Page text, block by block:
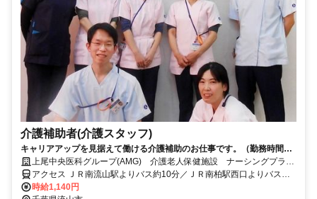
介護補助者(介護スタッフ)
キャリアアップを見据えて働ける介護補助のお仕事です。（勤務時間相
談可）
上尾中央医科グループ(AMG) 介護老人保健施設 ナーシングプラザ
流山
アクセス ＪＲ南流山駅よりバス約10分／ＪＲ南柏駅西口よりバス約
10分／各線柏駅西口よりバス約20分
時給1,140円